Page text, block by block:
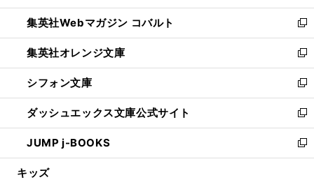
開
く
ウ
で
開
く
ン
ド
ウ
で
開
く
ウ
ィ
ン
ド
ウ
で
開
く
集英社Webマガジン コバルト
新
し
い
ウ
ィ
ン
ド
ウ
で
開
集英社オレンジ文庫
新
し
い
ウ
ィ
ン
ド
ウ
シフォン文庫
新
し
い
ウ
ィ
ン
ダッシュエックス文庫公式サイト
新
し
い
ウ
JUMP j-BOOKS
新
し
キッズ